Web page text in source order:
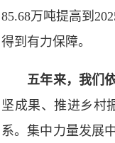
85.68万吨提高到
得到有力保障。
五年来，我们
坚成果、推进乡村
系。集中力量发展